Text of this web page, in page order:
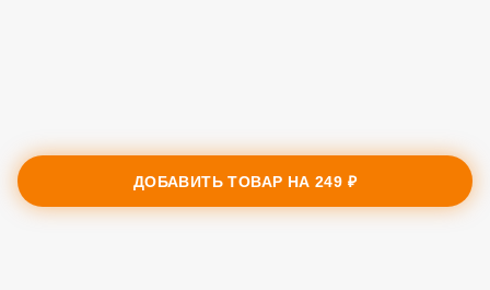
ДОБАВИТЬ ТОВАР НА249 ₽